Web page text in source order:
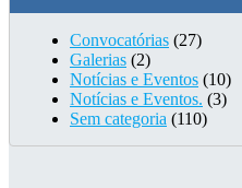
Convocatórias (27)
Galerias (2)
Notícias e Eventos (10)
Notícias e Eventos. (3)
Sem categoria (110)